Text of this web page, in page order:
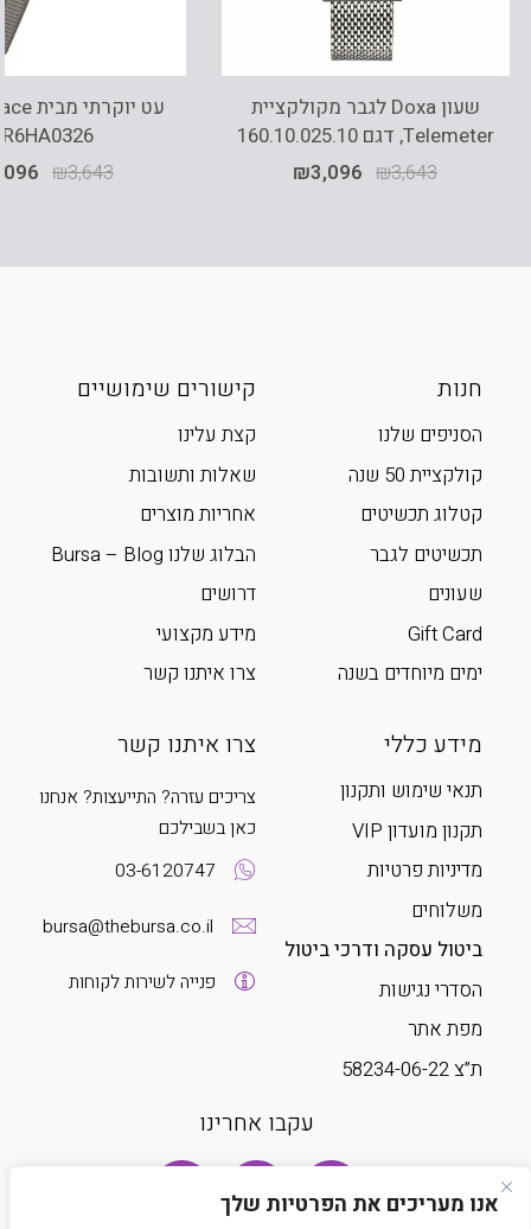
אנו מעריכים את הפרטיות שלך
שעון Doxa לגבר מקולקציית
Telemeter, דגם 160.10.025.10
₪3,643
₪3,096
₪3,643
חנות
הסניפים שלנו
קולקציית 50 שנה
קטלוג תכשיטים
תכשיטים לגבר
שעונים
Gift Card
ימים מיוחדים בשנה
קישורים שימושיים
קצת עלינו
שאלות ותשובות
אחריות מוצרים
הבלוג שלנו Bursa – Blog
דרושים
מידע מקצועי
צרו איתנו קשר
מידע כללי
תנאי שימוש ותקנון
תקנון מועדון VIP
מדיניות פרטיות
משלוחים
ביטול עסקה ודרכי ביטול
הסדרי נגישות
מפת אתר
ת”צ 58234-06-22
צרו איתנו קשר
צריכים עזרה? התייעצות? אנחנו
כאן בשבילכם
03-6120747
bursa@thebursa.co.il
פנייה לשירות לקוחות
עקבו אחרינו